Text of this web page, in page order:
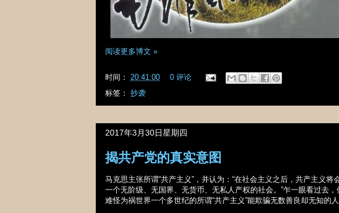
阅读更多博文 »
时间： 20:41:00
0 评论
标签： 抄袭
2017年3月30日星期四
揭共产党的真实意图
马克思主张所谓“共产主义” ，并认为： “在社会主义之后，共产主义将
一个无阶级、无国界、无货币、无私人产权的社会。 ”乍一眼看过去
难怪为祸世界一个多世纪的所谓“共产主义”能欺骗无数善良却无知的人